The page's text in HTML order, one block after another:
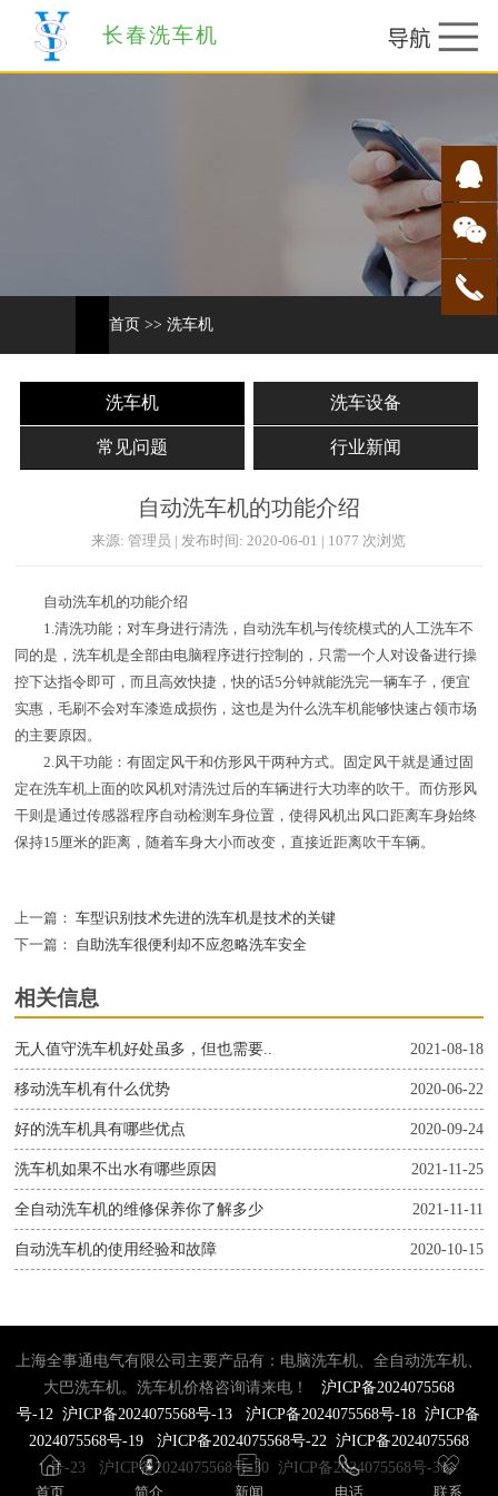
长春洗车机
首页 >> 洗车机
洗车机 洗车设备
常见问题 行业新闻
自动洗车机的功能介绍
来源: 管理员 | 发布时间: 2020-06-01 | 1077 次浏览
自动洗车机的功能介绍
1.清洗功能；对车身进行清洗，自动洗车机与传统模式的人工洗车不
同的是，洗车机是全部由电脑程序进行控制的，只需一个人对设备进行操
控下达指令即可，而且高效快捷，快的话5分钟就能洗完一辆车子，便宜
实惠，毛刷不会对车漆造成损伤，这也是为什么洗车机能够快速占领市场
的主要原因。
2.风干功能：有固定风干和仿形风干两种方式。固定风干就是通过固
定在洗车机上面的吹风机对清洗过后的车辆进行大功率的吹干。而仿形风
干则是通过传感器程序自动检测车身位置，使得风机出风口距离车身始终
保持15厘米的距离，随着车身大小而改变，直接近距离吹干车辆。
上一篇： 车型识别技术先进的洗车机是技术的关键
下一篇：
自助洗车很便利却不应忽略洗车安全
相关信息
2021-08-18
无人值守洗车机好处虽多，但也需要..
2020-06-22
移动洗车机有什么优势
2020-09-24
好的洗车机具有哪些优点
2021-11-25
洗车机如果不出水有哪些原因
2021-11-11
全自动洗车机的维修保养你了解多少
2020-10-15
自动洗车机的使用经验和故障
上海全事通电气有限公司主要产品有：电脑洗车机、全自动洗车机、
大巴洗车机。洗车机价格咨询请来电！ 沪ICP备2024075568
号-12 沪ICP备2024075568号-13 沪ICP备2024075568号-18 沪ICP备
2024075568号-19
沪ICP备2024075568号-22 沪ICP备2024075568
号-23
沪ICP备2024075568号-30 沪ICP备2024075568号-31
首页 简介 新闻 电话 联系